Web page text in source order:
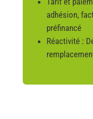
adhésion,
préfinancé
Réactivité :